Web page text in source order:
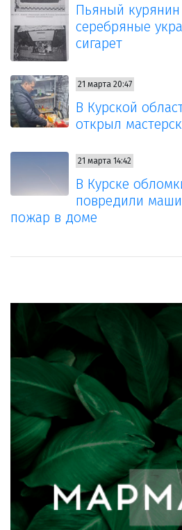
Пьяный курянин
серебряные
сигарет
21 марта 20:47
В Курской
открыл
21 марта 14:42
В Курске
повредили
пожар в доме